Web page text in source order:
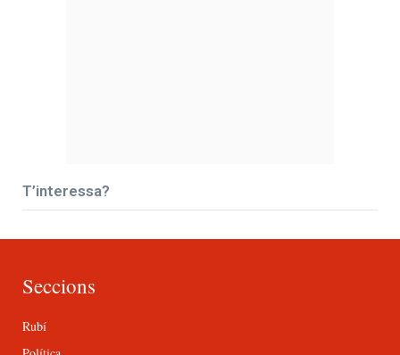
T’interessa?
Seccions
Rubí